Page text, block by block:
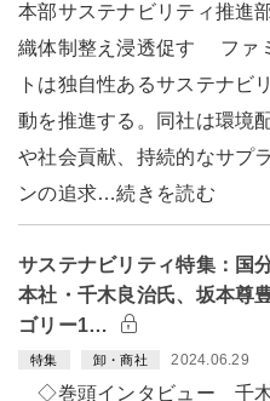
本部サステナビリティ推
織体制整え浸透促す ファ
トは独自性あるサステナビ
動を推進する。同社は環境
や社会貢献、持続的なサプ
ンの追求…続きを読む
サステナビリティ特集：国
本社・千木良治氏、坂本尊
ゴリー1…
特集 卸・商社 2024.06.29
◇巻頭インタビュー 千木